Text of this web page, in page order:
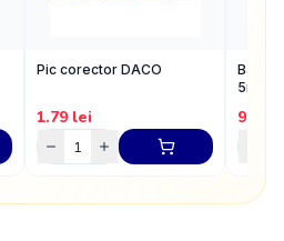
Pic corector DACO
1.79 lei
Banda
9.84